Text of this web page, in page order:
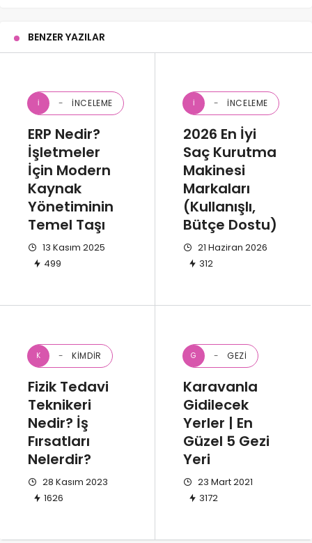
BENZER YAZILAR
İ İNCELEME
ERP Nedir?
İşletmeler
İçin Modern
Kaynak
Yönetiminin
Temel Taşı
13 Kasım 2025
499
İ İNCELEME
2026 En İyi
Saç Kurutma
Makinesi
Markaları
(Kullanışlı,
Bütçe Dostu)
21 Haziran 2026
312
K KIMDIR
Fizik Tedavi
Teknikeri
Nedir? İş
Fırsatları
Nelerdir?
28 Kasım 2023
1626
G GEZI
Karavanla
Gidilecek
Yerler | En
Güzel 5 Gezi
Yeri
23 Mart 2021
3172